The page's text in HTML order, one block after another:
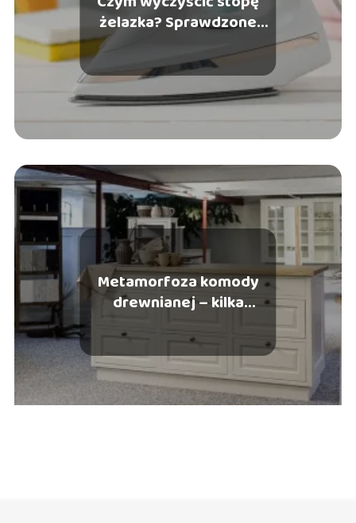
żelazka? Sprawdzone
Metamorfoza komody
drewnianej – kilka